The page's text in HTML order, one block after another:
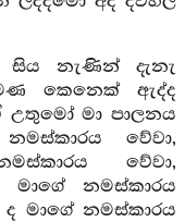
සිය නැණින් දැනැ
කෙනෙක් ඇද්ද
උතුමෝ මා පාලනය
වේවා,
වේවා,
නමස්කාරය
මාගේ නමස්කාරය